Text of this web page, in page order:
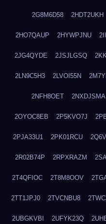
2G8M6D58 2HDT2UKH
2HO7QAUP 2HYWPJNU
2JG4QYDE 2JSJLGSQ
2LN9C5H3 2LVOI55N
2NFH8OET 2NXDJSMA
2OYOC8EB 2P5KVO7J
2PJA33U1 2PK01RCU
2R02B74P 2RPXRAZM
2T4QFIOC 2T8M8OOV
2TT1JPJ0 2TVCNBU8
2UBGKVBI 2UFYK23Q